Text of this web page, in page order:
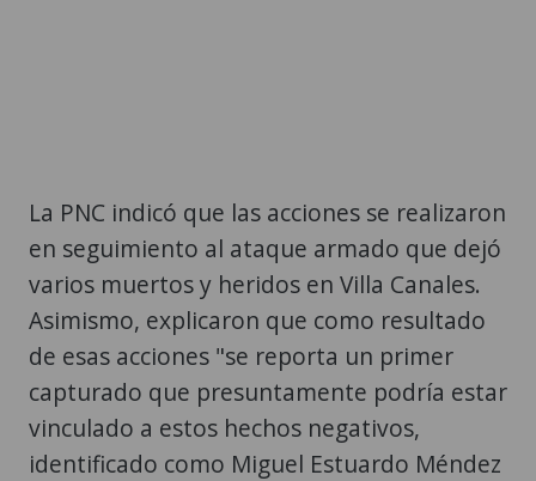
La PNC indicó que las acciones se realizaron
en seguimiento al ataque armado que dejó
varios muertos y heridos en Villa Canales.
Asimismo, explicaron que como resultado
de esas acciones "se reporta un primer
capturado que presuntamente podría estar
vinculado a estos hechos negativos,
identificado como Miguel Estuardo Méndez